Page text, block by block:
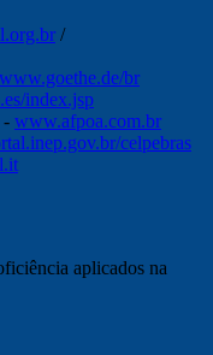
/
www.goethe.de/br
index.jsp
- www.afpoa.com.br
celpebras
aplicados na